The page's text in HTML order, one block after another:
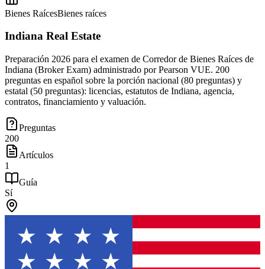
Bienes RaícesBienes raíces
Indiana Real Estate
Preparación 2026 para el examen de Corredor de Bienes Raíces de
Indiana (Broker Exam) administrado por Pearson VUE. 200
preguntas en español sobre la porción nacional (80 preguntas) y
estatal (50 preguntas): licencias, estatutos de Indiana, agencia,
contratos, financiamiento y valuación.
Preguntas
200
Artículos
1
Guía
Sí